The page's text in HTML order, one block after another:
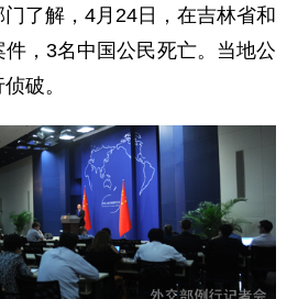
解，4月24日，在吉林省和
，3名中国公民死亡。当地公
破。